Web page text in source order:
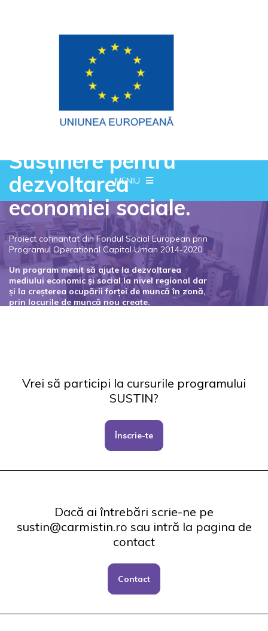
MENIU
Susținere pentru
dezvoltarea
economiei sociale.
Proiect cofinantat din Fondul Social European prin
Programul Operational Capital Uman 2014-2020
Un program menit să ajute la dezvoltarea
mediului economic și social la nivel regional dar
și la creșterea ocupării forței de muncă în zonă,
prin locurile de muncă nou create.
Vrei să participi la cursurile programului
SUSTIN?
Înscrie-te
Dacă ai întrebări scrie-ne pe
sustin@carmistin.ro sau intră la pagina de
contact
Contact